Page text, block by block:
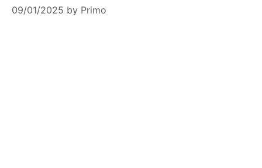
09/01/2025 by Primo